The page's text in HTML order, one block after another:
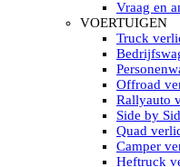
HELLA
Sea Hawk
Sea Hawk
Sea Hawk
RokLUME
LED STRIPS
Led strip
Led strip
Vraag en
VOERTUIGEN
Truck
Offroad
Rallyauto
Side by
Quad
Camper
Heftruck